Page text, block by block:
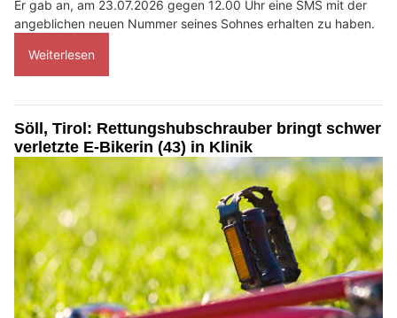
Er gab an, am 23.07.2026 gegen 12.00 Uhr eine SMS mit der
angeblichen neuen Nummer seines Sohnes erhalten zu haben.
Weiterlesen
Söll, Tirol: Rettungshubschrauber bringt schwer
verletzte E-Bikerin (43) in Klinik